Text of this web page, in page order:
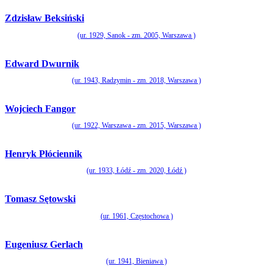
Zdzisław Beksiński
(ur. 1929, Sanok - zm. 2005, Warszawa )
Edward Dwurnik
(ur. 1943, Radzymin - zm. 2018, Warszawa )
Wojciech Fangor
(ur. 1922, Warszawa - zm. 2015, Warszawa )
Henryk Płóciennik
(ur. 1933, Łódź - zm. 2020, Łódź )
Tomasz Sętowski
(ur. 1961, Częstochowa )
Eugeniusz Gerlach
(ur. 1941, Bieniawa )